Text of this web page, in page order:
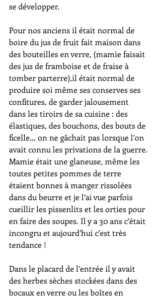
se développer.
Pour nos anciens il était normal de
boire du jus de fruit fait maison dans
des bouteilles en verre, (mamie faisait
des jus de framboise et de fraise à
tomber parterre),il était normal de
produire soi même ses conserves ses
confitures, de garder jalousement
dans les tiroirs de sa cuisine : des
élastiques, des bouchons, des bouts de
ficelle… on ne gâchait pas lorsque l’on
avait connu les privations de la guerre.
Mamie était une glaneuse, même les
toutes petites pommes de terre
étaient bonnes à manger rissolées
dans du beurre et je l’ai vue parfois
cueillir les pissenlits et les orties pour
en faire des soupes. Il y a 30 ans c’était
incongru et aujourd’hui c’est très
tendance !
Dans le placard de l’entrée il y avait
des herbes sèches stockées dans des
bocaux en verre ou les boîtes en